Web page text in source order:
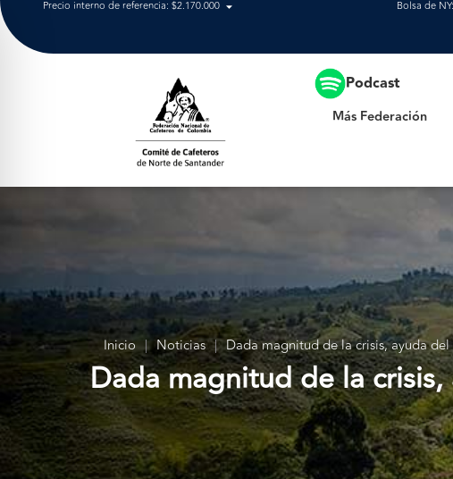
Precio interno de referencia: $2.170.000 Bolsa de
Podcast
Más Federación
Inicio | Noticias | Dada magnitud de la crisis, ayuda
Dada magnitud de la